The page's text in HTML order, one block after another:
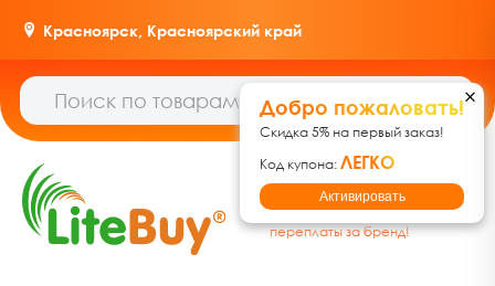
Красноярск, Красноярский край
Гипермаркет товаров для
дома, ремонта и дачи: без
переплаты за бренд!
Добро пожаловать!
Скидка 5% на первый заказ!
Код купона:ЛЕГКО
Активировать